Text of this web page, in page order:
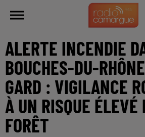
ALERTE INCENDIE
BOUCHES-DU-
GARD : VIGILANCE
À UN RISQUE ÉLEVÉ
FORÊT